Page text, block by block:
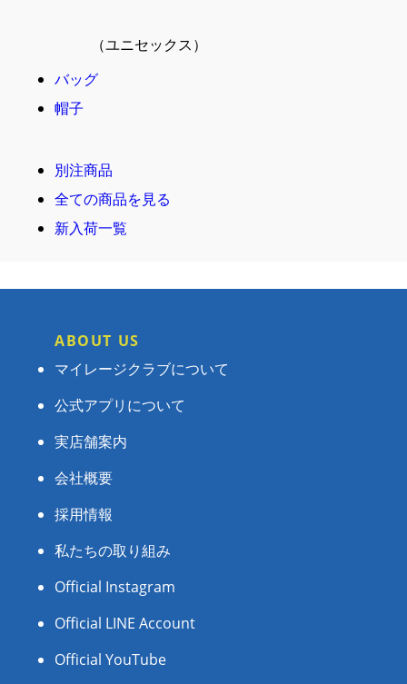
（ユニセックス）
バッグ
帽子
別注商品
全ての商品を見る
新入荷一覧
ABOUT US
マイレージクラブについて
公式アプリについて
実店舗案内
会社概要
採用情報
私たちの取り組み
Official Instagram
Official LINE Account
Official YouTube